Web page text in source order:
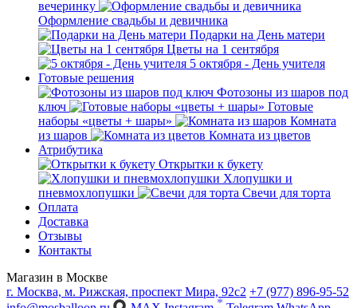
вечеринку
Оформление свадьбы и девичника
Подарки на День матери
Цветы на 1 сентября
5 октября - День учителя
Готовые решения
Фотозоны из шаров под
ключ
Готовые
наборы «цветы + шары»
Комната
из шаров
Комната из цветов
Атрибутика
Открытки к букету
Хлопушки и
пневмохлопушки
Свечи для торта
Оплата
Доставка
Отзывы
Контакты
Магазин в Москве
г. Москва, м. Рижская, проспект Мира, 92с2 +7 (977) 896-95-52
*